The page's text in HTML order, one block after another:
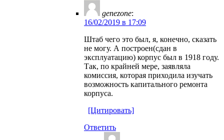
genezone:
16/02/2019 в 17:09
Штаб чего это был, я, конечно, сказать
не могу. А построен(сдан в
эксплуатацию) корпус был в 1918 году.
Так, по крайней мере, заявляла
комиссия, которая приходила изучать
возможность капитального ремонта
корпуса.
[Цитировать]
Ответить